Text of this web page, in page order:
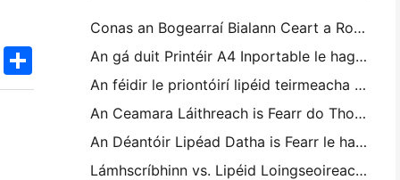
TwitterShare
Conas an Bogearraí Bialann Ceart a Roghnú do do Bhialán Beag nó Meánmhéide
An gá duit Printéir A4 Inportable le haghaidh Fioscair Stórais? Cad a Oibríonn i ndáiríre
An féidir le priontóirí lipéid teirmeacha lipéid uiscedhíonach a dhéanamh do tháirgí gnó beag?
An Ceamara Láithreach is Fearr do Thosaitheoirí nach bhfuil ag iarraidh páipéar a chaitheamh
An Déantóir Lipéad Datha is Fearr le haghaidh Irisiúcháin agus Scrapbooking: Cuir Tuilleadh Datha le Gach Leathanach
Lámhscríbhinn vs. Lipéid Loingseoireachta a Phriontáil: Leideanna do Ghnólachtaí Beaga in 2026